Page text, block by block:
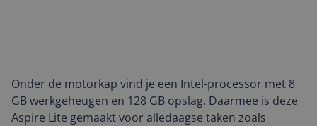
Onder de motorkap vind je een Intel-processor met 8
GB werkgeheugen en 128 GB opslag. Daarmee is deze
Aspire Lite gemaakt voor alledaagse taken zoals